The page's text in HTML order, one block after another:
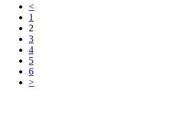
<
1
2
3
4
5
6
>